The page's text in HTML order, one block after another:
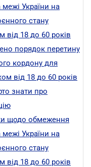
межі України на
стану
від 18 до 60 років
порядок перетину
кордону для
від 18 до 60 років
знати про
щодо обмеження
межі України на
стану
від 18 до 60 років